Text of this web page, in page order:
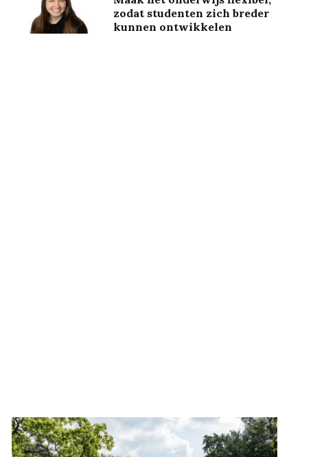
zodat studenten zich breder
kunnen ontwikkelen